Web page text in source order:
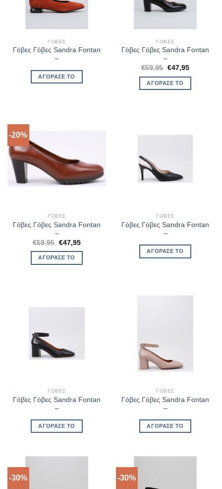
ΓΌΒΕΣ
Γόβες Γόβες Sandra Fontan
–
ΑΓΌΡΑΣΈ ΤΟ
ΓΌΒΕΣ
Γόβες Γόβες Sandra Fontan
–
€59,95 Original
was:
€59,95.
€47,95Η
ΑΓΌΡΑΣΈ ΤΟ
-20%
ΓΌΒΕΣ
Γόβες Γόβες Sandra Fontan
–
€59,95 Original
price
was:
€59,95.
€47,95Η
ΑΓΌΡΑΣΈ ΤΟ
ΓΌΒΕΣ
Γόβες Γόβες Sandra Fontan
–
ΑΓΌΡΑΣΈ ΤΟ
ΓΌΒΕΣ
Γόβες Γόβες Sandra Fontan
–
ΑΓΌΡΑΣΈ ΤΟ
ΓΌΒΕΣ
Γόβες Γόβες Sandra Fontan
–
ΑΓΌΡΑΣΈ ΤΟ
-30% -30%